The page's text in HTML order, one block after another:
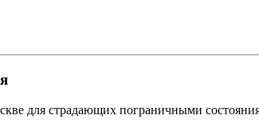
для страдающих пограничными